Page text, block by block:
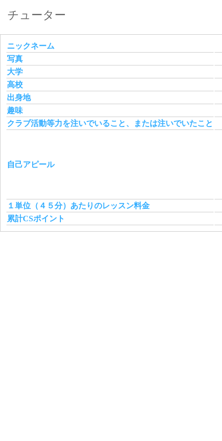
チューター
ニックネーム
写真
大学
高校
出身地
趣味
クラブ活動等力を注いでいること、または注いでいたこと
自己アピール
１単位（４５分）あたりのレッスン料金
累計CSポイント